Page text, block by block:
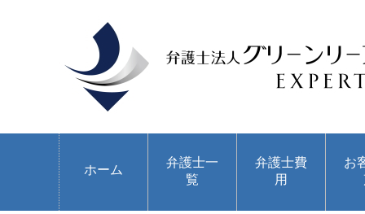
ホーム
弁護士一
覧
弁護士費
用
お